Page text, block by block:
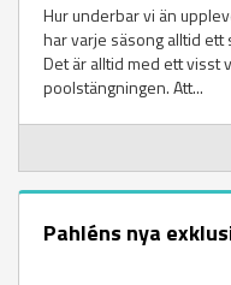
Hur underbar vi än
har varje säsong alltid ett
Det är alltid med ett visst
poolstängningen. Att...
Pahléns nya